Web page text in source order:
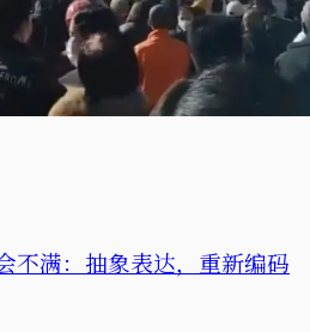
不满：抽象表达，重新编码